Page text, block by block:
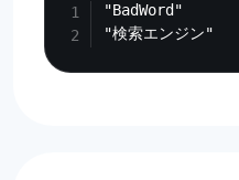
"BadWord"